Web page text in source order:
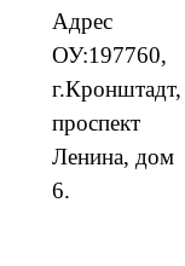
Адрес
ОУ:197760,
г.Кронштадт,
проспект
Ленина, дом
6.